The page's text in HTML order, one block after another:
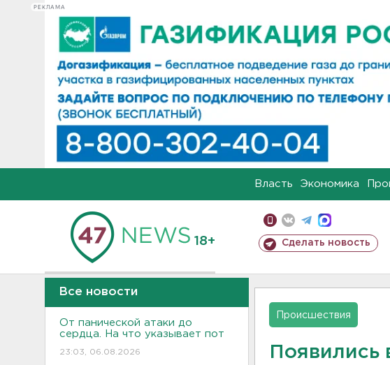
РЕКЛАМА
Власть Экономика
18+ Сделать новость
Все новости
От панической атаки до
сердца. На что указывает пот
23:03, 06.08.2026
Происшествия
Появились